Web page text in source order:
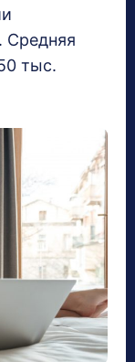
Средняя
тыс.